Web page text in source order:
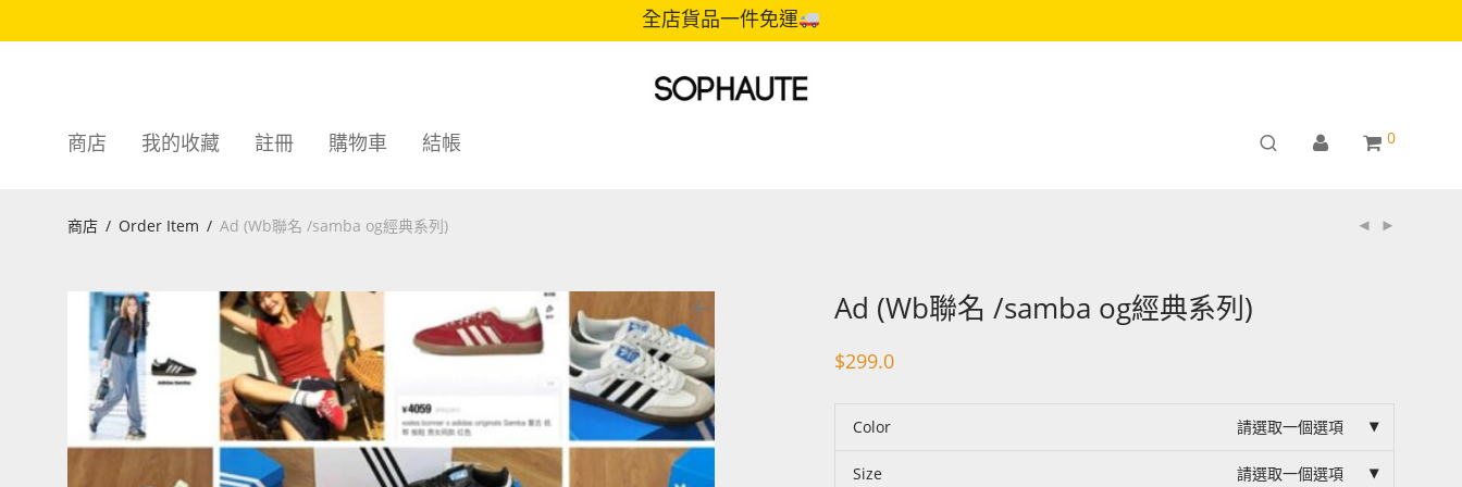
全店貨品一件免運
商店 我的收藏 註冊 購物車 結帳 0
商店 / Order Item / Ad (Wb聯名 /samba og經典系列)
Ad (Wb聯名 /samba og經典系列)
$299.0
Color 請選取一個選項
Size 請選取一個選項